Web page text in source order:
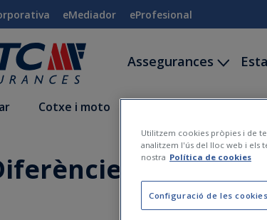
eMediador eProfesional
Assegurances
Cotxe i moto
entre
Utilitzem cookies pròpies i de
analitzem l'ús del lloc web i els
nostra Política de cookies
Configuració de les cookies